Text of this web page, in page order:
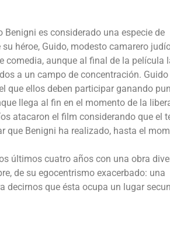
es considerado una especie de
héroe, Guido, modesto camarero
aunque al final de la película
a un campo de concentración. Guido
que ellos deben participar ganando
llega al fin en el momento de la
atacaron el film considerando que el
que Benigni ha realizado, hasta el
últimos cuatro años con una obra
de su egocentrismo exacerbado: una
decirnos que ésta ocupa un lugar